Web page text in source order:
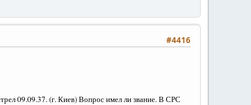
#4416
09.09.37. (г. Киев) Вопрос имел ли звание. В СРС